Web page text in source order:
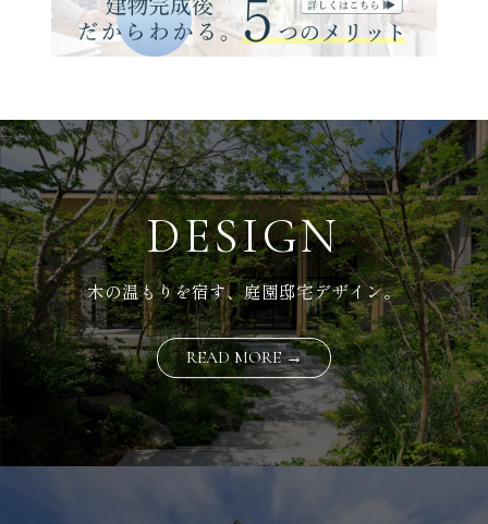
DESIGN
木の温もりを宿す、庭園邸宅デザイン。
READ MORE →